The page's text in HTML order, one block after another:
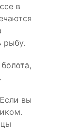
в
рыбу.
вы